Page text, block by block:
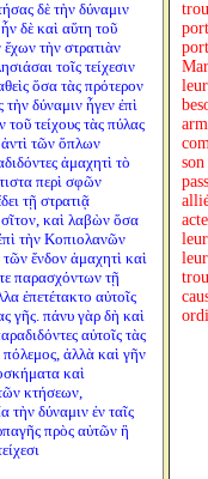
δὲ τὴν δύναμιν
δὲ καὶ αὕτη τοῦ
τὴν στρατιὰν
τοῖς τείχεσιν
ὅσα τὰς πρότερον
δύναμιν ἦγεν ἐπὶ
τείχους τὰς πύλας
ἀντὶ τῶν ὅπλων
ἀμαχητὶ τὸ
περὶ σφῶν
τῇ στρατιᾷ
σῖτον, καὶ λαβὼν ὅσα
τὴν Κοπιολανῶν
ἔνδον ἀμαχητὶ καὶ
παρασχόντων τῇ
ἐπετέτακτο αὐτοῖς
γῆς. πάνυ γὰρ δὴ καὶ
αὐτοῖς τὰς
πόλεμος, ἀλλὰ καὶ γῆν
καὶ
κτήσεων,
τὴν δύναμιν ἐν ταῖς
πρὸς αὐτῶν ἢ